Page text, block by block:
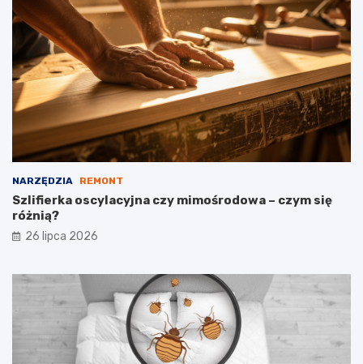
NARZĘDZIA REMONT
Szlifierka oscylacyjna czy mimośrodowa – czym się
różnią?
26 lipca 2026